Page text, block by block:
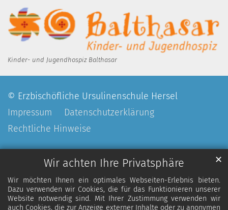
Wir achten Ihre Privatsphäre
Wir möchten Ihnen ein optimales Webseiten-Erlebnis bieten.
Dazu verwenden wir Cookies, die für das Funktionieren unserer
Website notwendig sind. Mit Ihrer Zustimmung verwenden wir
auch Cookies, die zur Anzeige externer Inhalte oder zu anonymen
✕
Kinder- und Jugendhospiz Balthasar
© Erzbischöfliche Ursulinenschule Hersel
Impressum
Datenschutzerklärung
Rechtliche Hinweise